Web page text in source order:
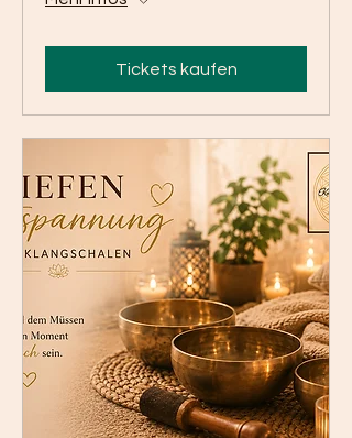
Tickets kaufen